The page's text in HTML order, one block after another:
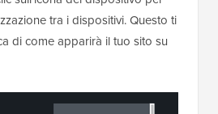
tra i dispositivi. Questo ti
di come apparirà il tuo sito su